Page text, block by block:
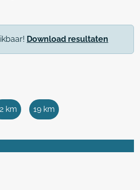
Download resultaten
km 19 km